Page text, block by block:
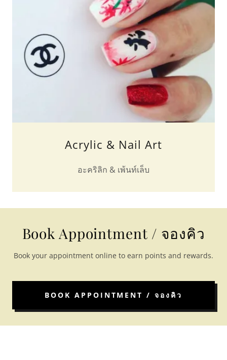
Acrylic & Nail Art
อะคริลิก & เพ้นท์เล็บ
Book Appointment / จองคิว
Book your appointment online to earn points and rewards.
BOOK APPOINTMENT / จองคิว